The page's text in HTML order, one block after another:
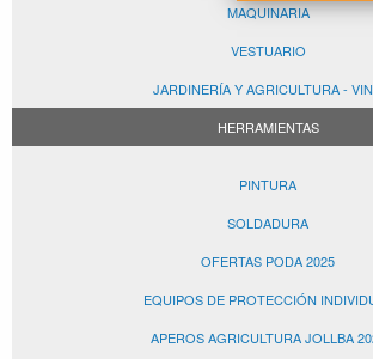
MAQUINARIA
VESTUARIO
JARDINERÍA Y AGRICULTURA -
HERRAMIENTAS
PINTURA
SOLDADURA
OFERTAS PODA 2025
EQUIPOS DE PROTECCIÓN
APEROS AGRICULTURA JOLLBA